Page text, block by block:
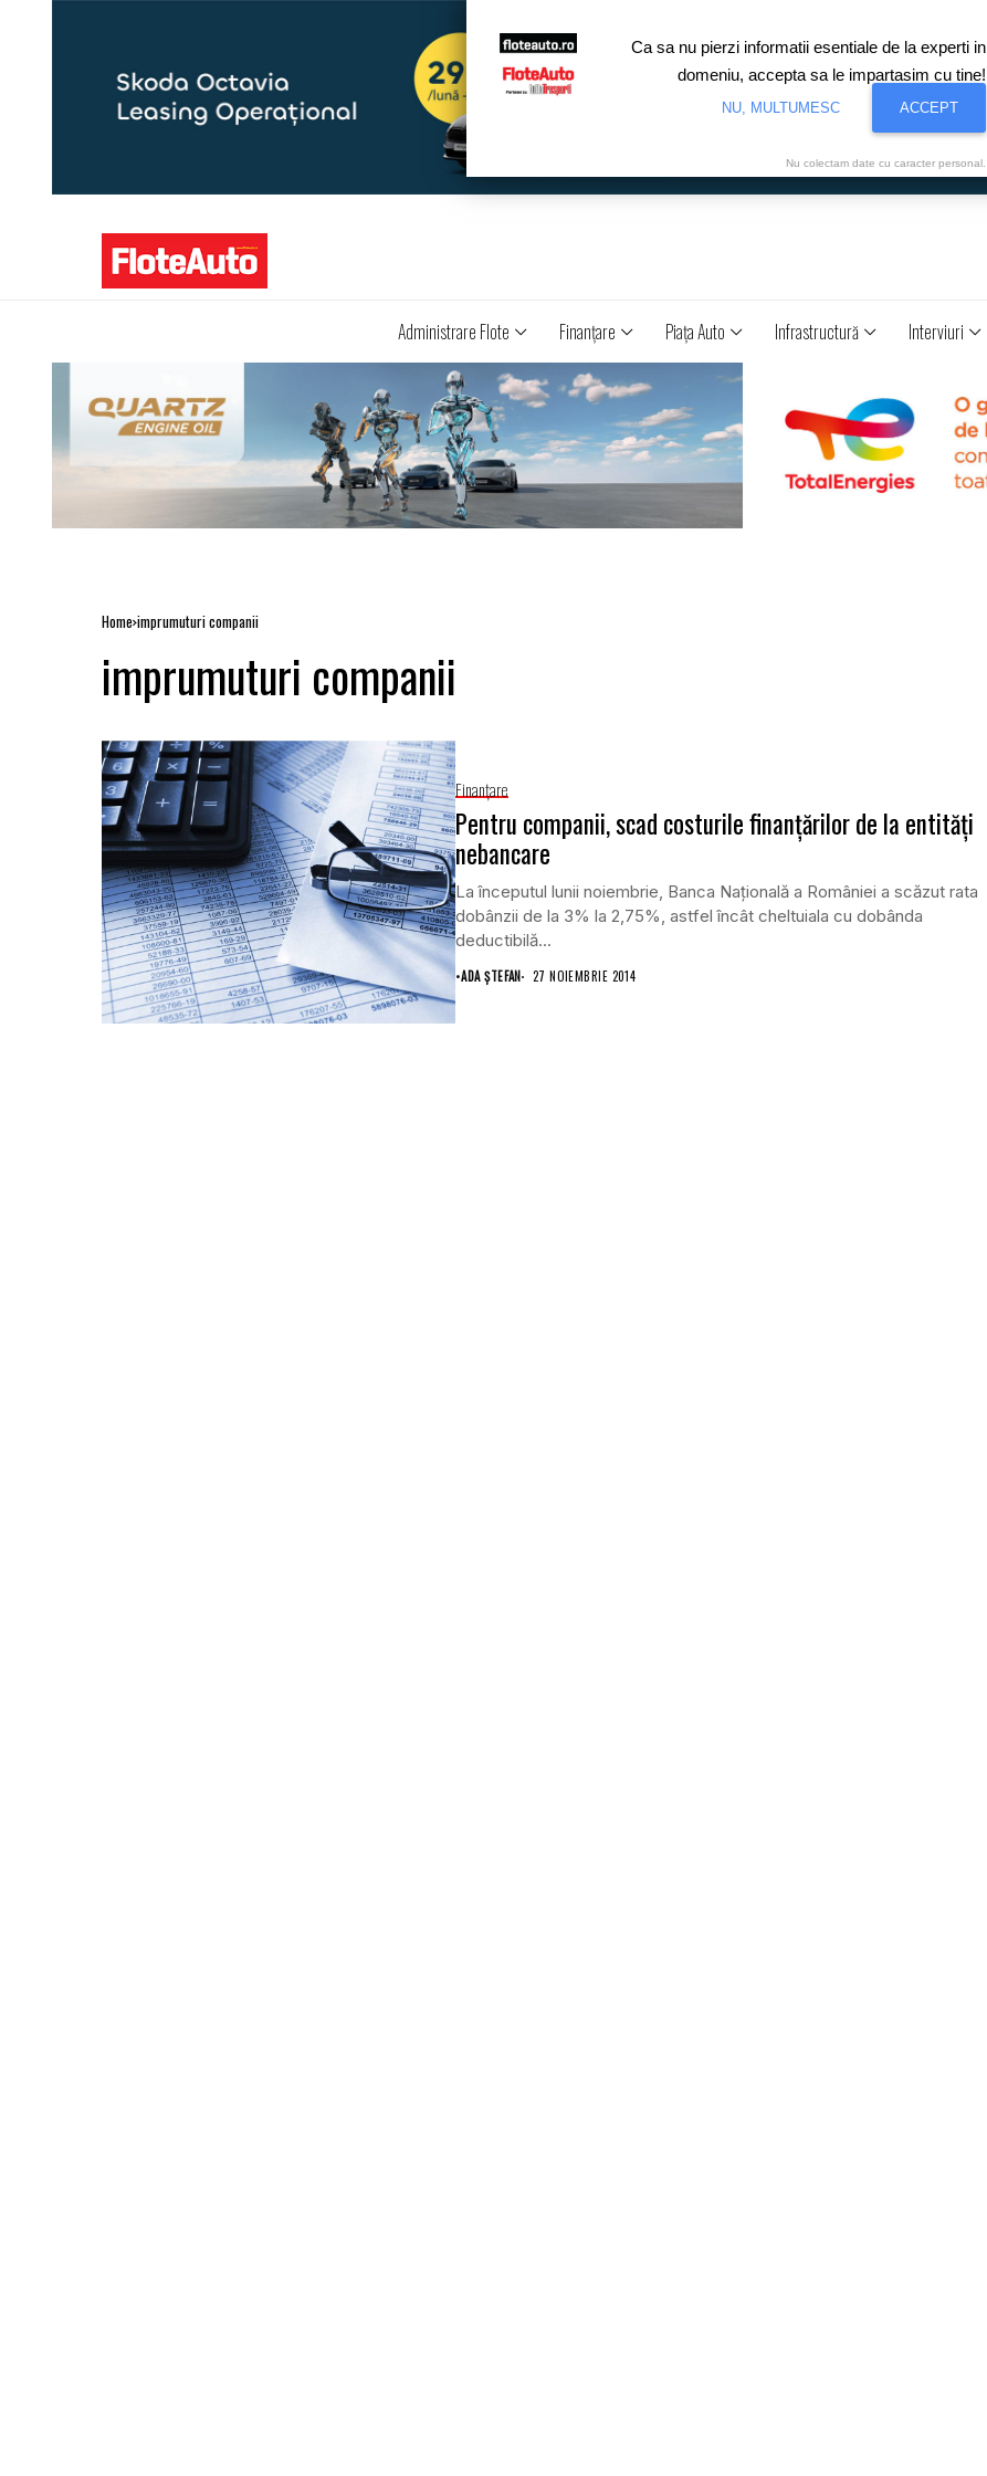
Administrare Flote Finanţare Piaţa Auto Infrastructură Interviuri
Home imprumuturi companii
imprumuturi companii
Finanţare
Pentru companii, scad costurile finanţărilor de la entităţi
nebancare
La începutul lunii noiembrie, Banca Naţională a României a scăzut rata
dobânzii de la 3% la 2,75%, astfel încât cheltuiala cu dobânda
deductibilă...
•ADA ȘTEFAN 27 NOIEMBRIE 2014
Ca sa nu pierzi informatii esentiale de la experti in
domeniu, accepta sa le impartasim cu tine!
NU, MULTUMESC ACCEPT
Nu colectam date cu caracter personal.